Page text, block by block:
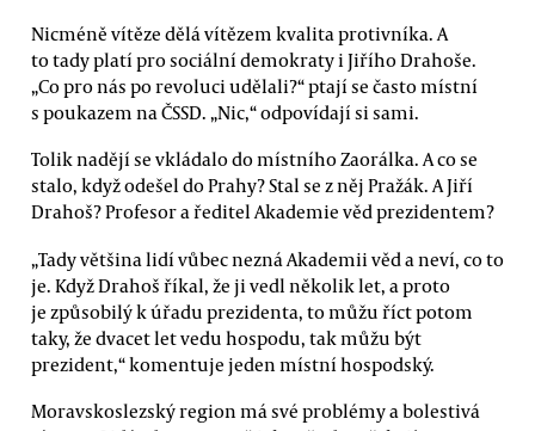
Nicméně vítěze dělá vítězem kvalita protivníka. A
to tady platí pro sociální demokraty i Jiřího Drahoše.
„Co pro nás po revoluci udělali?“ ptají se často místní
s poukazem na ČSSD. „Nic,“ odpovídají si sami.
Tolik nadějí se vkládalo do místního Zaorálka. A co se
stalo, když odešel do Prahy? Stal se z něj Pražák. A Jiří
Drahoš? Profesor a ředitel Akademie věd prezidentem?
„Tady většina lidí vůbec nezná Akademii věd a neví, co to
je. Když Drahoš říkal, že ji vedl několik let, a proto
je způsobilý k úřadu prezidenta, to můžu říct potom
taky, že dvacet let vedu hospodu, tak můžu být
prezident,“ komentuje jeden místní hospodský.
Moravskoslezský region má své problémy a bolestivá